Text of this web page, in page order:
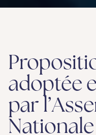
adoptée
par
Nationale